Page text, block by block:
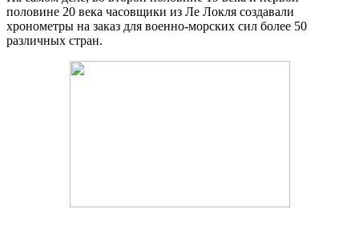
половине 20 века часовщики из Ле Локля создавали
хронометры на заказ для военно-морских сил более 50
различных стран.